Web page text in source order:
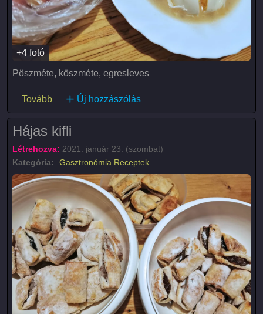
+4 fotó
Pöszméte, köszméte, egresleves
Tovább(Pöszméte / Egresleves)
Új hozzászólás
Hájas kifli
Létrehozva: 2021. január 23. (szombat)
Kategória:
Gasztronómia Receptek